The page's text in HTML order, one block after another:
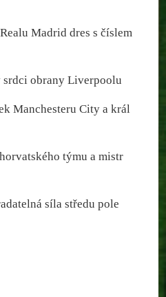
Madrid dres s číslem
obrany Liverpoolu
Manchesteru City a král
týmu a mistr
síla středu pole